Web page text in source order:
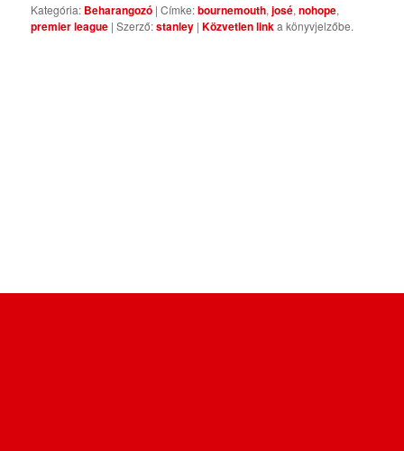
Kategória: Beharangozó | Címke:bournemouth,josé,nohope,
premier league | Szerző:stanley |Közvetlen linka könyvjelzőbe.